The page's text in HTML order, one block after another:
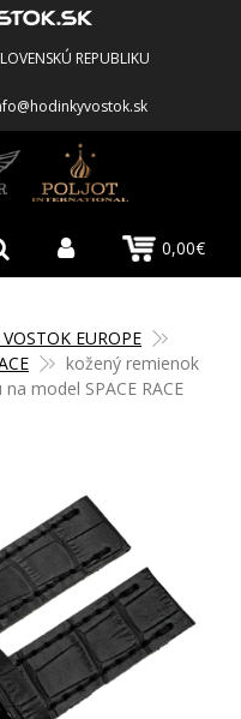
REPUBLIKU
0,00€
EUROPE
kožený remienok
model SPACE RACE